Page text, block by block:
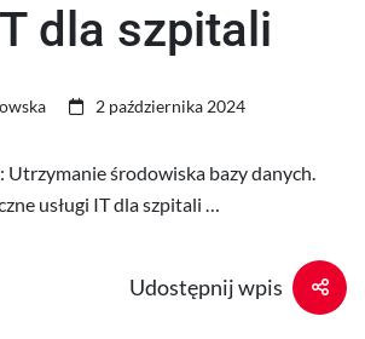
dla szpitali
2 października 2024
Utrzymanie środowiska bazy danych.
usługi IT dla szpitali …
Udostępnij wpis